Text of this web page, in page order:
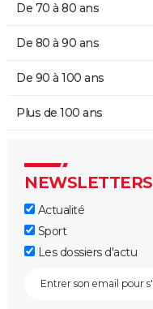
De 70 à 80 ans
De 80 à 90 ans
De 90 à 100 ans
Plus de 100 ans
NEWSLETTERS
Actualité
Sport
Les dossiers d'actu